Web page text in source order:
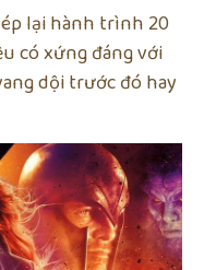
lại hành trình 20
có xứng đáng với
dội trước đó hay